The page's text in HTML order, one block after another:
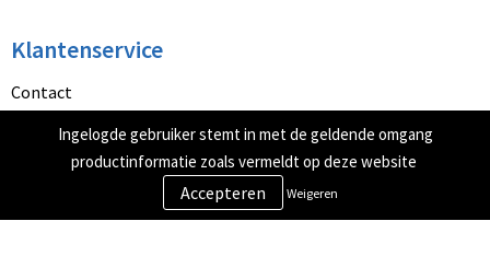
Klantenservice
Contact
Betaalmethoden
Retourneren
Veilig winkelen
Ingelogde gebruiker stemt in met de geldende omgang
productinformatie zoals vermeldt op deze website
Weigeren